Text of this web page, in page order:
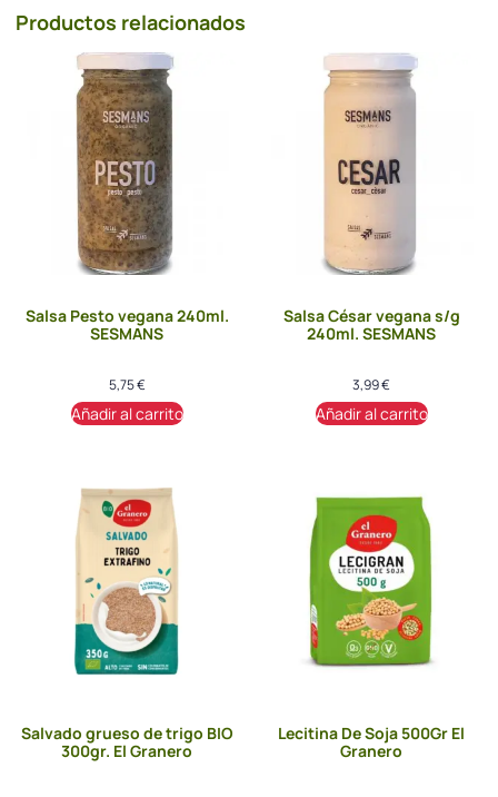
Productos relacionados
Salsa Pesto vegana 240ml.
SESMANS
5,75€
Añadir al carrito
Salsa César vegana s/g
240ml. SESMANS
3,99€
Añadir al carrito
Salvado grueso de trigo BIO
300gr. El Granero
Lecitina De Soja 500Gr El
Granero